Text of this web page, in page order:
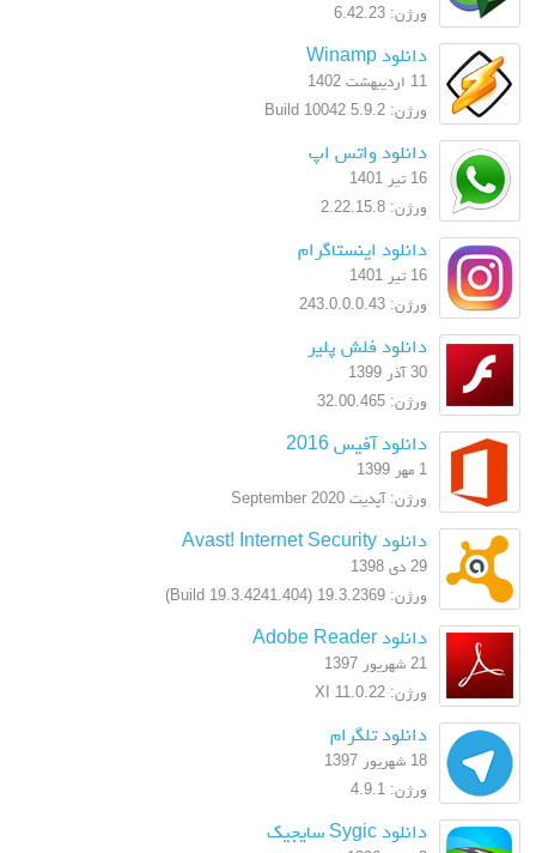
ورژن: 6.42.23
دانلود Winamp
11 اردیبهشت 1402
ورژن: 5.9.2 Build 10042
دانلود واتس اپ
16 تیر 1401
ورژن: 2.22.15.8
دانلود اینستاگرام
16 تیر 1401
ورژن: 243.0.0.0.43
دانلود فلش پلیر
30 آذر 1399
ورژن: 32.00.465
دانلود آفیس 2016
1 مهر 1399
ورژن: آپدیت September 2020
دانلود Avast! Internet Security
29 دی 1398
ورژن: 19.3.2369 (Build 19.3.4241.404)
دانلود Adobe Reader
21 شهریور 1397
ورژن: XI 11.0.22
دانلود تلگرام
18 شهریور 1397
ورژن: 4.9.1
دانلود Sygic سایجیک